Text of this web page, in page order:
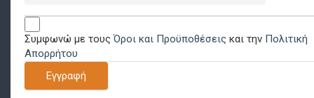
Συμφωνώ με τουςΌροι και Προϋποθέσεις και την Πολιτική
Απορρήτου